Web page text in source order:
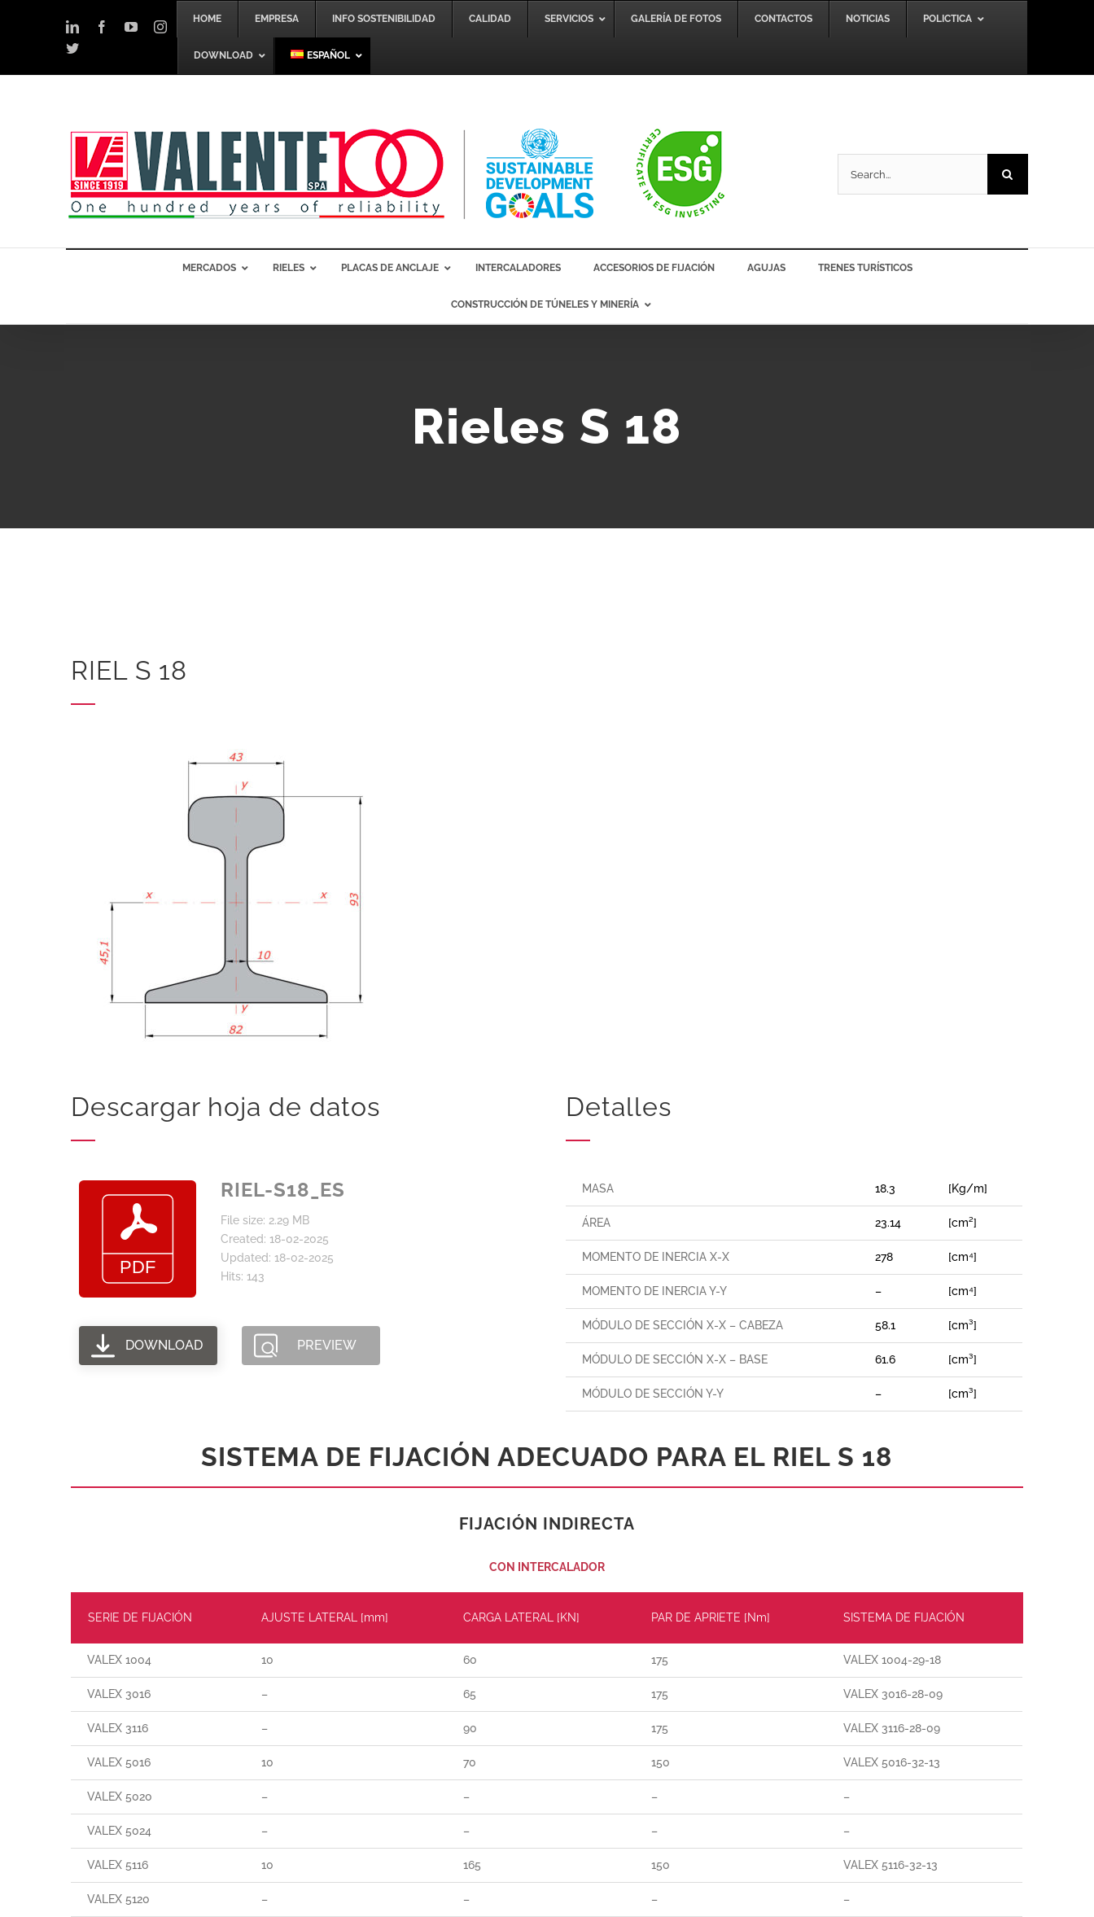
LinkedInFacebookYouTubeInstagram
Twitter
HOME EMPRESA INFO SOSTENIBILIDAD CALIDAD SERVICIOS GALERÍA DE FOTOS CONTACTOS NOTICIAS POLICTICA
DOWNLOAD ESPAÑOL
for:
MERCADOS RIELES PLACAS DE ANCLAJE INTERCALADORES ACCESORIOS DE FIJACIÓN AGUJAS TRENES TURÍSTICOS
CONSTRUCCIÓN DE TÚNELES Y MINERÍA
Rieles S 18
RIEL S 18
Descargar hoja de datos
RIEL-S18_ES
File size: 2.29 MB
Created: 18-02-2025
Updated: 18-02-2025
Hits: 143
DOWNLOAD PREVIEW
Detalles
MASA 18.3 [Kg/m]
ÁREA 23.14 [cm²]
MOMENTO DE INERCIA X-X 278 [cm⁴]
MOMENTO DE INERCIA Y-Y – [cm⁴]
MÓDULO DE SECCIÓN X-X – CABEZA 58.1 [cm³]
MÓDULO DE SECCIÓN X-X – BASE 61.6 [cm³]
MÓDULO DE SECCIÓN Y-Y – [cm³]
SISTEMA DE FIJACIÓN ADECUADO PARA EL RIEL S 18
FIJACIÓN INDIRECTA
CON INTERCALADOR
SERIE DE FIJACIÓN AJUSTE LATERAL [mm] CARGA LATERAL [KN] PAR DE APRIETE [Nm] SISTEMA DE FIJACIÓN
VALEX 1004 10 60 175 VALEX 1004-29-18
VALEX 3016 – 65 175 VALEX 3016-28-09
VALEX 3116 – 90 175 VALEX 3116-28-09
VALEX 5016 10 70 150 VALEX 5016-32-13
VALEX 5020 – – – –
VALEX 5024 – – – –
VALEX 5116 10 165 150 VALEX 5116-32-13
VALEX 5120 – – – –